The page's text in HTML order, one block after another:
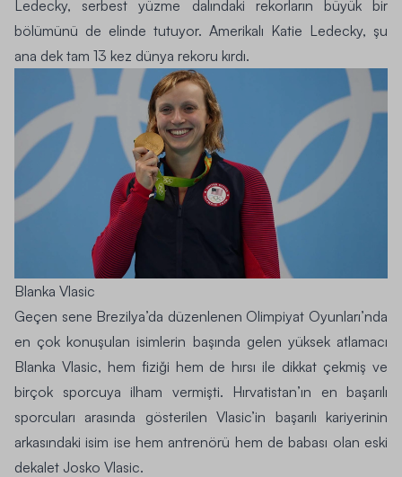
Ledecky, serbest yüzme dalındaki rekorların büyük bir
bölümünü de elinde tutuyor. Amerikalı Katie Ledecky, şu
ana dek tam 13 kez dünya rekoru kırdı.
Blanka Vlasic
Geçen sene Brezilya’da düzenlenen Olimpiyat Oyunları’nda
en çok konuşulan isimlerin başında gelen yüksek atlamacı
Blanka Vlasic, hem fiziği hem de hırsı ile dikkat çekmiş ve
birçok sporcuya ilham vermişti. Hırvatistan’ın en başarılı
sporcuları arasında gösterilen Vlasic’in başarılı kariyerinin
arkasındaki isim ise hem antrenörü hem de babası olan eski
dekalet Josko Vlasic.